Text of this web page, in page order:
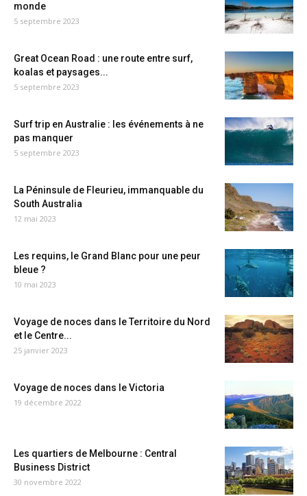
monde
5 septembre 2023
Great Ocean Road : une route entre surf,
koalas et paysages...
5 septembre 2023
Surf trip en Australie : les événements à ne
pas manquer
5 septembre 2023
La Péninsule de Fleurieu, immanquable du
South Australia
12 mai 2023
Les requins, le Grand Blanc pour une peur
bleue ?
10 mai 2023
Voyage de noces dans le Territoire du Nord
et le Centre...
25 janvier 2023
Voyage de noces dans le Victoria
19 décembre 2022
Les quartiers de Melbourne : Central
Business District
30 novembre 2022